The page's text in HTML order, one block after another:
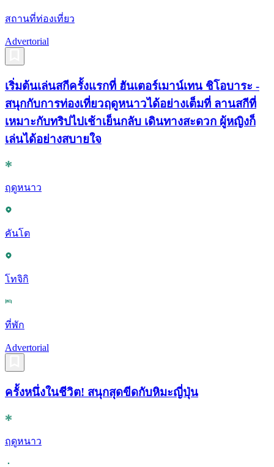
สถานที่ท่องเที่ยว
Advertorial
เริ่มต้นเล่นสกีครั้งแรกที่ ฮันเตอร์เมาน์เทน ชิโอบาระ -
สนุกกับการท่องเที่ยวฤดูหนาวได้อย่างเต็มที่ ลานสกีที่
เหมาะกับทริปไปเช้าเย็นกลับ เดินทางสะดวก ผู้หญิงก็
เล่นได้อย่างสบายใจ
ฤดูหนาว
คันโต
โทจิกิ
ที่พัก
Advertorial
ครั้งหนึ่งในชีวิต! สนุกสุดขีดกับหิมะญี่ปุ่น
ฤดูหนาว